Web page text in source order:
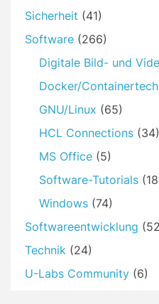
Sicherheit (41)
Software (266)
Digitale Bild- und
Docker/
GNU/Linux (65)
HCL Connections (34)
MS Office (5)
Software-Tutorials
Windows (74)
Softwareentwicklung
Technik (24)
U-Labs Community (6)